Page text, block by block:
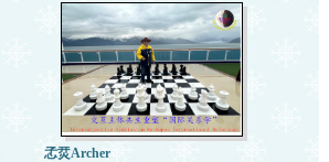
孞烎Archer